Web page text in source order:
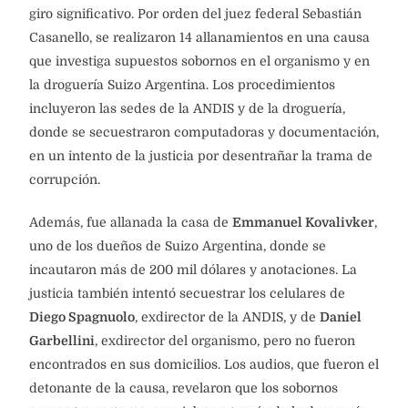
giro significativo. Por orden del juez federal Sebastián
Casanello, se realizaron 14 allanamientos en una causa
que investiga supuestos sobornos en el organismo y en
la droguería Suizo Argentina. Los procedimientos
incluyeron las sedes de la ANDIS y de la droguería,
donde se secuestraron computadoras y documentación,
en un intento de la justicia por desentrañar la trama de
corrupción.
Además, fue allanada la casa de Emmanuel Kovalivker,
uno de los dueños de Suizo Argentina, donde se
incautaron más de 200 mil dólares y anotaciones. La
justicia también intentó secuestrar los celulares de
Diego Spagnuolo, exdirector de la ANDIS, y de Daniel
Garbellini, exdirector del organismo, pero no fueron
encontrados en sus domicilios. Los audios, que fueron el
detonante de la causa, revelaron que los sobornos